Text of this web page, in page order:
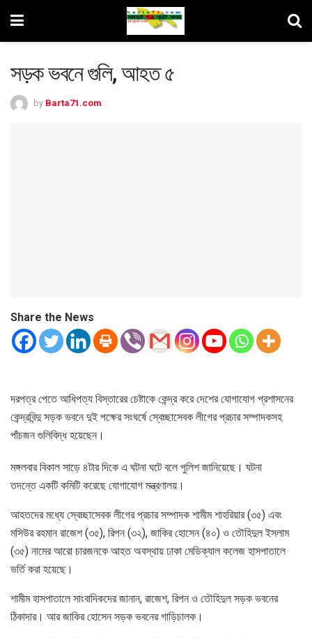
সড়ক ভবনে গুলি, আহত ৫
by Barta71.com
Share the News
দরপত্র পেতে আধিপত্য বিস্তারের চেষ্টাকে কেন্দ্র করে দেশের যোগাযোগ প্রশাসনের
কেন্দ্রবিন্দু সড়ক ভবনে দুই পক্ষের সংঘর্ষে স্বেচ্ছাসেবক লীগের প্রচার সম্পাদকসহ
পাঁচজন গুলিবিদ্ধ হয়েছেন।
মঙ্গলবার বিকাল সাড়ে ৪টার দিকে এ ঘটনা ঘটে বলে পুলিশ জানিয়েছে। ঘটনা
তদন্তে একটি কমিটি করেছে যোগাযোগ মন্ত্রণালয়।
আহতদের মধ্যে স্বেচ্ছাসেবক লীগের প্রচার সম্পাদক শামীম শাহরিয়ার (৩৫) এবং
মসিউর রহমান রাজেশ (৩৫), রিপন (৩২), জাকির হোসেন (৪০) ও তৌহিদুল ইসলাম
(৩৫) নামের আরো চারজনকে আহত অবস্থায় ঢাকা মেডিক্যাল কলেজ হাসপাতালে
ভর্তি করা হয়েছে।
শামীম হাসপাতালে সাংবাদিকদের জানান, রাজেশ, রিপন ও তৌহিদুল সড়ক ভবনের
ঠিকাদার। আর জাকির হোসেন সড়ক ভবনের গাড়িচালক।